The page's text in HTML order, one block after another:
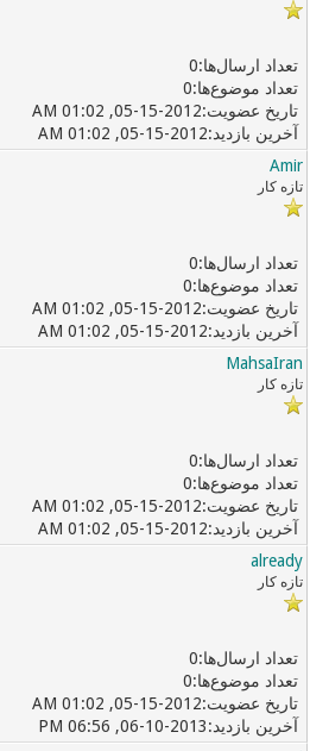
0
0
05-15-2012, 01:02 AM
05-15-2012, 01:02 AM
Amir
تازه کار
0
0
05-15-2012, 01:02 AM
05-15-2012, 01:02 AM
MahsaIran
تازه کار
0
0
05-15-2012, 01:02 AM
05-15-2012, 01:02 AM
already
تازه کار
0
0
05-15-2012, 01:02 AM
06-10-2013, 06:56 PM